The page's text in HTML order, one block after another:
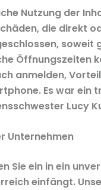
Nutzung der
die direkt
soweit
Öffnungszeiten
anmelden,
Es war ein
Lucy
Unternehmen
Sie ein in ein
einfängt.